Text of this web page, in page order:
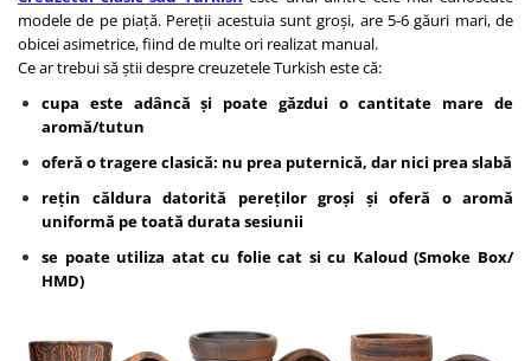
modele de pe piață. Pereții acestuia sunt groși, are 5-6 găuri mari, de
obicei asimetrice, fiind de multe ori realizat manual.
Ce ar trebui să știi despre creuzetele Turkish este că:
cupa este adâncă și poate găzdui o cantitate mare de
aromă/tutun
oferă o tragere clasică: nu prea puternică, dar nici prea slabă
rețin căldura datorită pereților groși și oferă o aromă
uniformă pe toată durata sesiunii
se poate utiliza atat cu folie cat si cu Kaloud (Smoke Box/
HMD)